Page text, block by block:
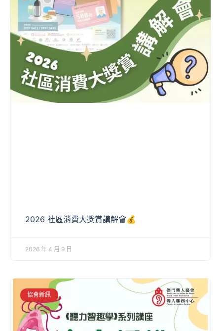
2026 社區消費大獎賞講解會💰
2026 年 4 月 9 日
協會新訊